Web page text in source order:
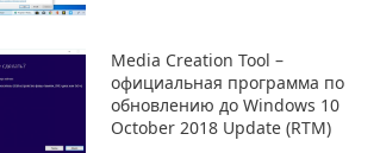
Media Creation Tool –
официальная программа по
обновлению до Windows 10
October 2018 Update (RTM)